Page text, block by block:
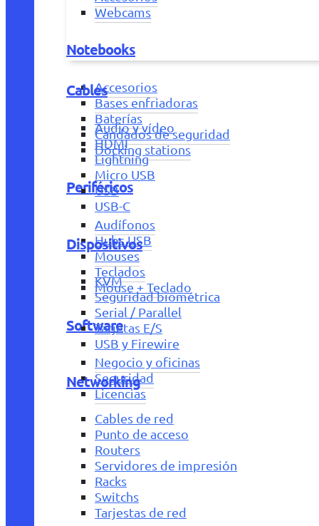
Webcams
Notebooks
Accesorios
Bases enfriadoras
Baterías
Candados de seguridad
Docking stations
Periféricos
Audífonos
Hubs USB
Mouses
Teclados
Mouse + Teclado
Software
Negocio y oficinas
Seguridad
Licencias
Cables
Audio y vídeo
HDMI
Lightning
Micro USB
USB
USB-C
Dispositivos
KVM
Seguridad biométrica
Serial / Parallel
Tarjetas E/S
USB y Firewire
Networking
Cables de red
Punto de acceso
Routers
Servidores de impresión
Racks
Switchs
Tarjestas de red